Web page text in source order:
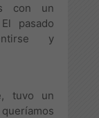
con un
pasado
y
tuvo un